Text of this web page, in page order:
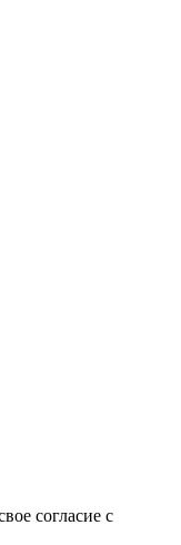
согласие с